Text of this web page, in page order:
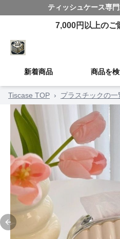
ティッシュケース専
7,000円以上の
新着商品 商品を
Tiscase TOP › プラスチックの一
Previous slide